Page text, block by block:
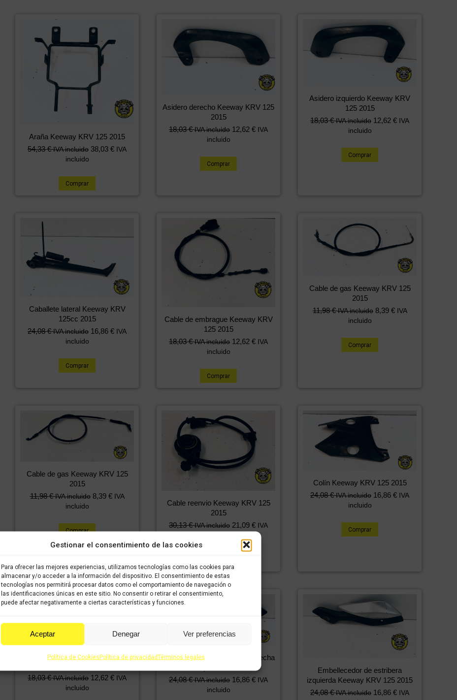
Gestionar el consentimiento de las cookies
Para ofrecer las mejores experiencias, utilizamos tecnologías como las cookies para
almacenar y/o acceder a la información del dispositivo. El consentimiento de estas
tecnologías nos permitirá procesar datos como el comportamiento de navegación o
las identificaciones únicas en este sitio. No consentir o retirar el consentimiento,
puede afectar negativamente a ciertas características y funciones.
Aceptar Denegar Ver preferencias
Política de CookiesPolítica de privacidadTérminos legales
Araña Keeway KRV 125 2015
54,33€ IVA incluido 38,03 € IVA
incluido
Comprar
Asidero derecho Keeway KRV 125
2015
18,03€ IVA incluido 12,62 € IVA
incluido
Comprar
Asidero izquierdo Keeway KRV
125 2015
18,03€ IVA incluido 12,62 € IVA
incluido
Comprar
Caballete lateral Keeway KRV
125cc 2015
24,08€ IVA incluido 16,86 € IVA
incluido
Comprar
Cable de embrague Keeway KRV
125 2015
18,03€ IVA incluido 12,62 € IVA
incluido
Comprar
Cable de gas Keeway KRV 125
2015
11,98€ IVA incluido 8,39 € IVA
incluido
Comprar
Cable de gas Keeway KRV 125
2015
11,98€ IVA incluido 8,39 € IVA
incluido
Comprar
Cable reenvio Keeway KRV 125
2015
30,13€ IVA incluido 21,09 € IVA
Colín Keeway KRV 125 2015
24,08€ IVA incluido 16,86 € IVA
incluido
Comprar
Eje de llanta trasera Keeway KRV
18,03€ IVA incluido 12,62 € IVA
incluido
Embellecedor de estribera derecha
24,08€ IVA incluido 16,86 € IVA
incluido
Embellecedor de estribera
izquierda Keeway KRV 125 2015
24,08€ IVA incluido 16,86 € IVA